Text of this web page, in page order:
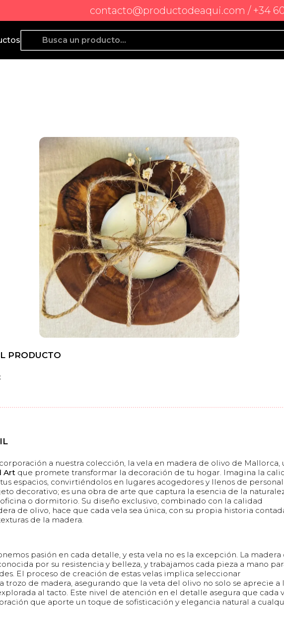
contacto@productodeaqui.com / +34
PRODUCTO
a nuestra colección, la vela en madera de olivo de Mallorca,
Artque promete transformar la decoración de tu hogar. Imagina la
espacios, convirtiéndolos en lugares acogedores y llenos de
decorativo; es una obra de arte que captura la esencia de la
o dormitorio. Su diseño exclusivo, combinado con la calidad
de olivo, hace que cada vela sea única, con su propia historia
de la madera.
pasión en cada detalle, y esta vela no es la excepción. La madera
por su resistencia y belleza, y trabajamos cada pieza a mano
El proceso de creación de estas velas implica seleccionar
trozo de madera, asegurando que la veta del olivo no solo se aprecie a
al tacto. Este nivel de atención en el detalle asegura que cada
que aporte un toque de sofisticación y elegancia natural a